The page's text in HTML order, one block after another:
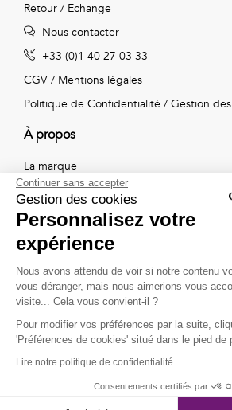
Voyages
Vintage
tout
Retour / Echange
Nous contacter
+33 (0)1 40 27 03 33
CGV / Mentions légales
Politique de Confidentialité / Gestion
À propos
La marque
Nos boutiques
Suivez-nous !
Recevez par email l'actualité de Coton
collections, remises spéciales et ventes
reCAPTCHA and the Google
Continuer sans accepter
Gestion des cookies
Personnalisez votre
expérience
Nous avons attendu de voir si notre contenu
vous déranger, mais nous aimerions vous
visite... Cela vous convient-il ?
Pour modifier vos préférences par la suite,
'Préférences de cookies' situé dans le pied de
Lire notre politique de confidentialité
Consentements certifiés par